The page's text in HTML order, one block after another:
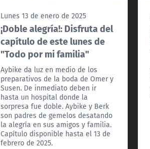
Lunes 13 de enero de 2025
¡Doble alegría!: Disfruta del
capítulo de este lunes de
"Todo por mi familia"
Aybike da luz en medio de los
preparativos de la boda de Omer y
Susen. De inmediato deben ir
hasta un hospital donde la
sorpresa fue doble. Aybike y Berk
son padres de gemelos desatando
la alegría en sus amigos y familia.
Capítulo disponible hasta el 13 de
febrero de 2025.